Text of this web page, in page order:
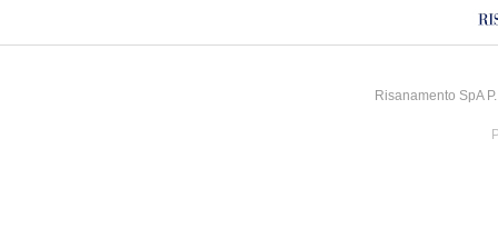
Risanamento SpA